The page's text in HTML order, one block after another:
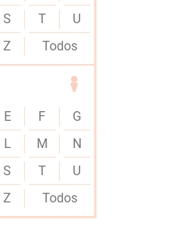
S T
U
Z Todos
E F
G
L M
N
S T
U
Z Todos